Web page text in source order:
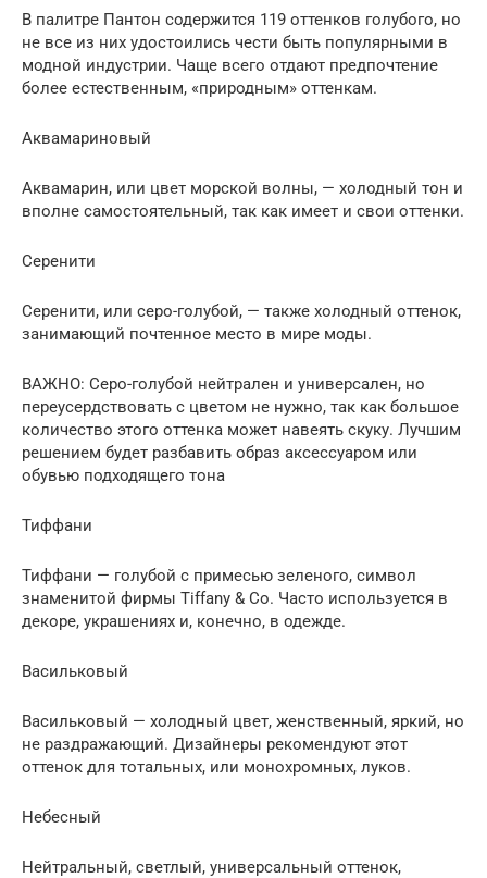
В палитре Пантон содержится 119 оттенков голубого, но
не все из них удостоились чести быть популярными в
модной индустрии. Чаще всего отдают предпочтение
более естественным, «природным» оттенкам.
Аквамариновый
Аквамарин, или цвет морской волны, — холодный тон и
вполне самостоятельный, так как имеет и свои оттенки.
Серенити
Серенити, или серо-голубой, — также холодный оттенок,
занимающий почтенное место в мире моды.
ВАЖНО: Серо-голубой нейтрален и универсален, но
переусердствовать с цветом не нужно, так как большое
количество этого оттенка может навеять скуку. Лучшим
решением будет разбавить образ аксессуаром или
обувью подходящего тона
Тиффани
Тиффани — голубой с примесью зеленого, символ
знаменитой фирмы Tiffany & Co. Часто используется в
декоре, украшениях и, конечно, в одежде.
Васильковый
Васильковый — холодный цвет, женственный, яркий, но
не раздражающий. Дизайнеры рекомендуют этот
оттенок для тотальных, или монохромных, луков.
Небесный
Нейтральный, светлый, универсальный оттенок,